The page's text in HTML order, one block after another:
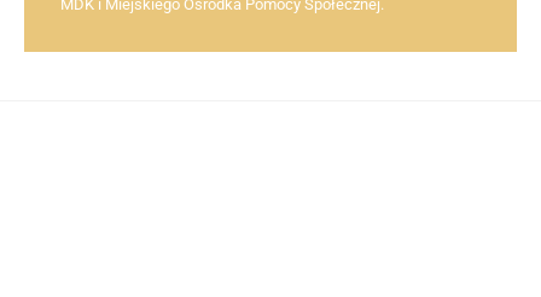
MDK i Miejskiego Ośrodka Pomocy Społecznej.